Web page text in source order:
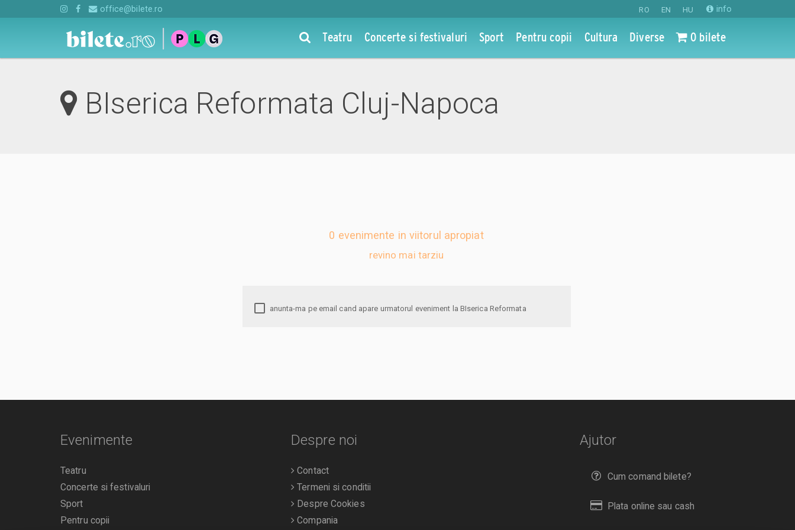
RO EN HU info
office@bilete.ro
Teatru Concerte si festivaluri Sport Pentru copii Cultura Diverse 0 bilete
BIserica Reformata Cluj-Napoca
0 evenimente in viitorul apropiat
revino mai tarziu
anunta-ma pe email cand apare urmatorul eveniment la BIserica Reformata
Ajutor
Cum comand bilete?
Plata online sau cash
Evenimente
Teatru
Concerte si festivaluri
Sport
Pentru copii
Despre noi
Contact
Termeni si conditii
Despre Cookies
Compania